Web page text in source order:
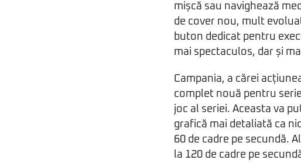
mișcă sau navighează
de cover nou, mult
buton dedicat pentru
mai spectaculos, dar și
Campania, a cărei
complet nouă pentru
joc al seriei. Aceasta va
grafică mai detaliată ca
60 de cadre pe secundă.
la 120 de cadre pe